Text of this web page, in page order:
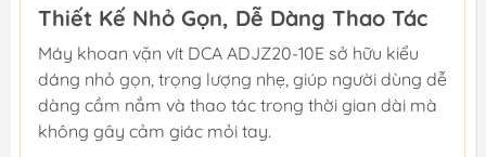
Thiết Kế Nhỏ Gọn, Dễ Dàng Thao Tác
Máy khoan vặn vít DCA ADJZ20-10E sở hữu kiểu
dáng nhỏ gọn, trọng lượng nhẹ, giúp người dùng dễ
dàng cầm nắm và thao tác trong thời gian dài mà
không gây cảm giác mỏi tay.